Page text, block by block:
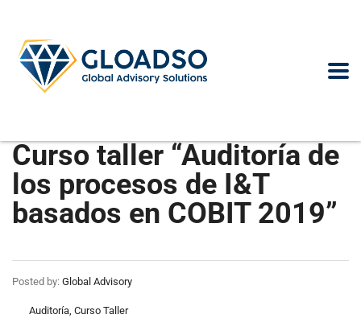
Curso taller “Auditoría de
los procesos de I&T
basados en COBIT 2019”
Posted by: Global Advisory
Auditoría, Curso Taller